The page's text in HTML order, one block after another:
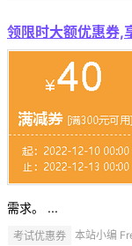
领限时大额优惠券,
需求。 ...
考试优惠券 本站小编